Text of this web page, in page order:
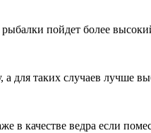
пойдет более
для таких случаев лучше
в качестве ведра если